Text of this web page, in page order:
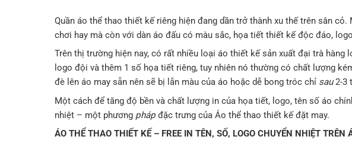
Quần áo thể thao thiết kế riêng hiện đang dần trở thành xu thế trên sân
chơi hay mà còn với dàn áo đấu có màu sắc, họa tiết thiết kế độc đáo,
Trên thị trường hiện nay, có rất nhiều loại áo thiết kế sản xuất đại trà hàng
logo đội và thêm 1 số họa tiết riêng, tuy nhiên nó thường có chất lượng
đè lên áo may sẵn nên sẽ bị lẫn màu của áo hoặc dễ bong tróc chỉ sau2-3
Một cách để tăng độ bền và chất lượng in của họa tiết, logo, tên số áo
nhiệt – một phương pháp đặc trưng của Áo thể thao thiết kế đặt may.
ÁO THỂ THAO THIẾT KẾ – FREE IN TÊN, SỐ, LOGO CHUYỂN NHIỆT TRÊN